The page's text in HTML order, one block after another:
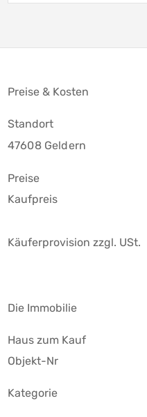
Preise & Kosten
Standort
47608 Geldern
Preise
Kaufpreis
Käuferprovision zzgl. USt.
Die Immobilie
Haus zum Kauf
Objekt-Nr
Kategorie